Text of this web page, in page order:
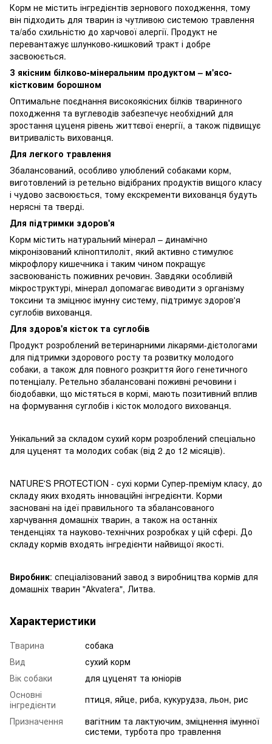
Корм не містить інгредієнтів зернового походження, тому
він підходить для тварин із чутливою системою травлення
та/або схильністю до харчової алергії. Продукт не
перевантажує шлунково-кишковий тракт і добре
засвоюється.
З якісним білково-мінеральним продуктом – м'ясо-
кістковим борошном
Оптимальне поєднання високоякісних білків тваринного
походження та вуглеводів забезпечує необхідний для
зростання цуценя рівень життєвої енергії, а також підвищує
витривалість вихованця.
Для легкого травлення
Збалансований, особливо улюблений собаками корм,
виготовлений із ретельно відібраних продуктів вищого класу
і чудово засвоюється, тому екскременти вихованця будуть
нерясні та тверді.
Для підтримки здоров'я
Корм містить натуральний мінерал – динамічно
мікронізований кліноптилоліт, який активно стимулює
мікрофлору кишечника і таким чином покращує
засвоюваність поживних речовин. Завдяки особливій
мікроструктурі, мінерал допомагає виводити з організму
токсини та зміцнює імунну систему, підтримує здоров'я
суглобів вихованця.
Для здоров'я кісток та суглобів
Продукт розроблений ветеринарними лікарями-дієтологами
для підтримки здорового росту та розвитку молодого
собаки, а також для повного розкриття його генетичного
потенціалу. Ретельно збалансовані поживні речовини і
біодобавки, що містяться в кормі, мають позитивний вплив
на формування суглобів і кісток молодого вихованця.
Унікальний за складом сухий корм розроблений спеціально
для цуценят та молодих собак (від 2 до 12 місяців).
NATURE'S PROTECTION - сухі корми Супер-преміум класу, до
складу яких входять інноваційні інгредієнти. Корми
засновані на ідеї правильного та збалансованого
харчування домашніх тварин, а також на останніх
тенденціях та науково-технічних розробках у цій сфері. До
складу кормів входять інгредієнти найвищої якості.
Виробник: спеціалізований завод з виробництва кормів для
домашніх тварин "Akvatera", Литва.
Характеристики
Тварина
собака
Вид
сухий корм
Вік собаки
для цуценят та юніорів
Основні
інгредієнти
птиця, яйце, риба, кукурудза, льон, рис
Призначення
вагітним та лактуючим, зміцнення імунної
системи, турбота про травлення